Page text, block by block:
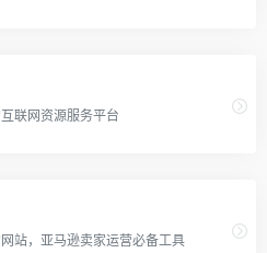
联网资源服务平台
站，亚马逊卖家运营必备工具